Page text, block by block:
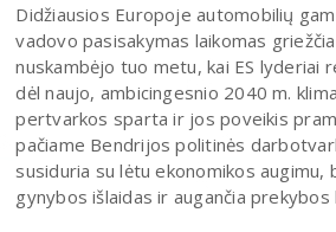
Didžiausios Europoje automobilių
vadovo pasisakymas laikomas
nuskambėjo tuo metu, kai ES lyderiai
dėl naujo, ambicingesnio 2040 m.
pertvarkos sparta ir jos poveikis
pačiame Bendrijos politinės
susiduria su lėtu ekonomikos augimu,
gynybos išlaidas ir augančia prekybos